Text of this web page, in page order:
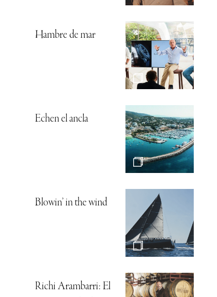
Hambre de mar
Echen el ancla
Blowin’ in the wind
Richi Arambarri: El